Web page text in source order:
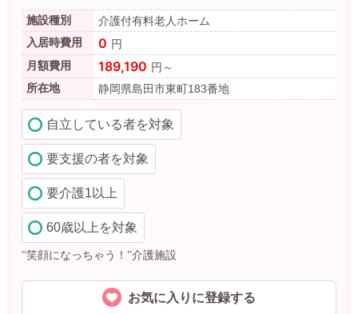
’’笑顔になっちゃう！’’介護施設
施設種別
介護付有料老人ホーム
入居時費用
0 円
月額費用
189,190 円～
所在地
静岡県島田市東町183番地
自立している者を対象
要支援の者を対象
要介護1以上
60歳以上を対象
お気に入りに登録する